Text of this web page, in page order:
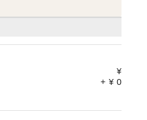
¥
+ ¥ 0